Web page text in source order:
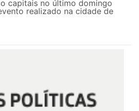
capitais no último domingo
realizado na cidade de